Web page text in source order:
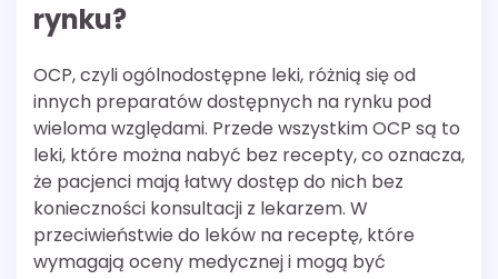
rynku?
OCP, czyli ogólnodostępne leki, różnią się od
innych preparatów dostępnych na rynku pod
wieloma względami. Przede wszystkim OCP są to
leki, które można nabyć bez recepty, co oznacza,
że pacjenci mają łatwy dostęp do nich bez
konieczności konsultacji z lekarzem. W
przeciwieństwie do leków na receptę, które
wymagają oceny medycznej i mogą być